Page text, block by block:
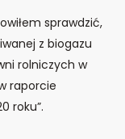
sprawdzić,
z biogazu
rolniczych w
raporcie
roku”.